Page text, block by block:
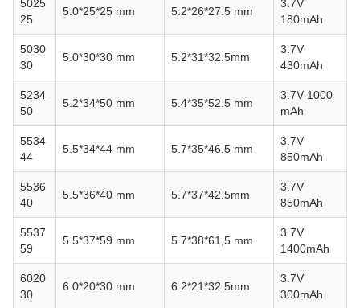
5025
25
5.0*25*25 mm 5.2*26*27.5 mm
3.7V
180mAh
5030
30
5.0*30*30 mm 5.2*31*32.5mm
3.7V
430mAh
5234
50
5.2*34*50 mm 5.4*35*52.5 mm
3.7V 1000
mAh
5534
44
5.5*34*44 mm 5.7*35*46.5 mm
3.7V
850mAh
5536
40
5.5*36*40 mm 5.7*37*42.5mm
3.7V
850mAh
5537
59
5.5*37*59 mm 5.7*38*61,5 mm
3.7V
1400mAh
6020
30
6.0*20*30 mm 6.2*21*32.5mm
3.7V
300mAh